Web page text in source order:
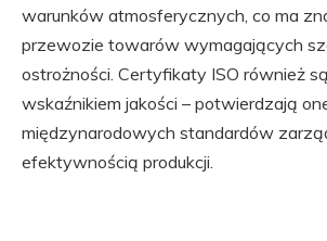
warunków atmosferycznych, co ma
przewozie towarów wymagających
ostrożności. Certyfikaty ISO również
wskaźnikiem jakości – potwierdzają
międzynarodowych standardów
efektywnością produkcji.